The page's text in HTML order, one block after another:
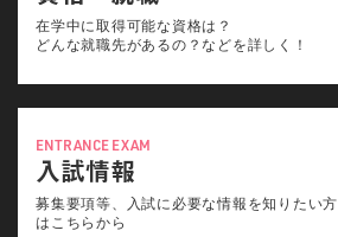
在学中に取得可能な資格は？
どんな就職先があるの？などを詳しく！
ENTRANCE EXAM
入試情報
募集要項等、入試に必要な情報を知りたい方
はこちらから